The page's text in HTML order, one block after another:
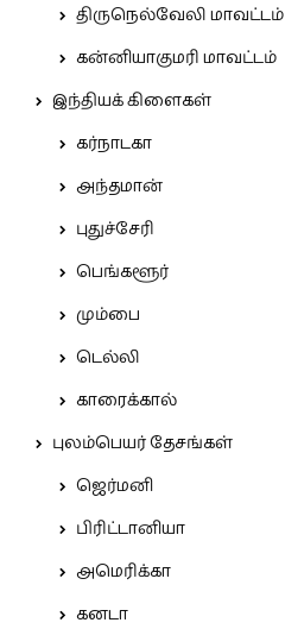
திருநெல்வேலி மாவட்டம்
கன்னியாகுமரி மாவட்டம்
இந்தியக் கிளைகள்
கர்நாடகா
அந்தமான்
புதுச்சேரி
பெங்களூர்
மும்பை
டெல்லி
காரைக்கால்
புலம்பெயர் தேசங்கள்
ஜெர்மனி
பிரிட்டானியா
அமெரிக்கா
கனடா